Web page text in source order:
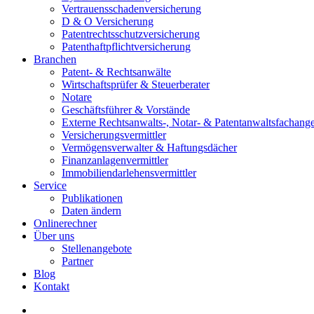
Vertrauensschadenversicherung
D & O Versicherung
Patentrechtsschutzversicherung
Patent­haftpflicht­­versicherung
Branchen
Patent- & Rechtsanwälte
Wirtschaftsprüfer & Steuerberater
Notare
Geschäftsführer & Vorstände
Externe Rechtsanwalts-, Notar- &
Versicherungsvermittler
Vermögensverwalter & Haftungsdächer
Finanzanlagenvermittler
Immobiliendarlehensvermittler
Service
Publikationen
Daten ändern
Onlinerechner
Über uns
Stellenangebote
Partner
Blog
Kontakt